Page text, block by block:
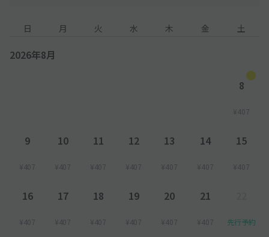
日 月 火 水 木 金 土
2026年8月
8
¥407
9
¥407
10
¥407
11
¥407
12
¥407
13
¥407
14
¥407
15
¥407
16
¥407
17
¥407
18
¥407
19
¥407
20
¥407
21
¥407 先行予約